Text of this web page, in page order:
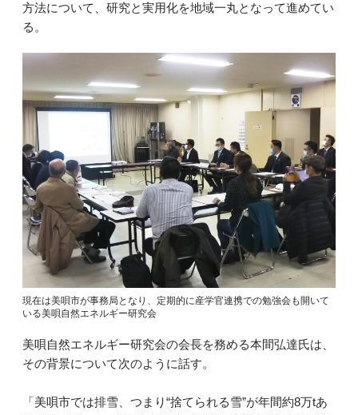
方法について、研究と実用化を地域一丸となって進めてい
る。
現在は美唄市が事務局となり、定期的に産学官連携での勉強会も開いて
いる美唄自然エネルギー研究会
美唄自然エネルギー研究会の会長を務める本間弘達氏は、
その背景について次のように話す。
「美唄市では排雪、つまり“捨てられる雪”が年間約8万tあ